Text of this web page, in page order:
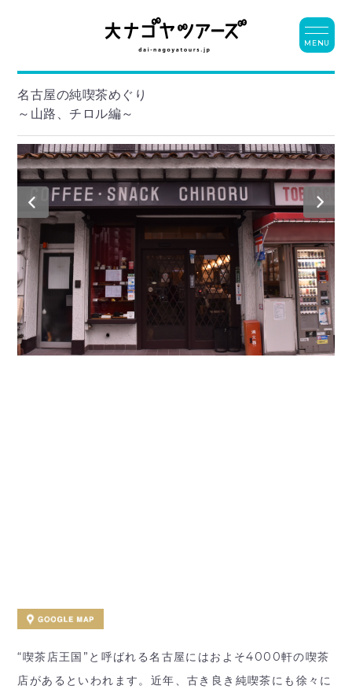
名古屋の純喫茶めぐり
～山路、チロル編～
“喫茶店王国”と呼ばれる名古屋にはおよそ4000軒の喫茶
店があるといわれます。近年、古き良き純喫茶にも徐々に
MENU